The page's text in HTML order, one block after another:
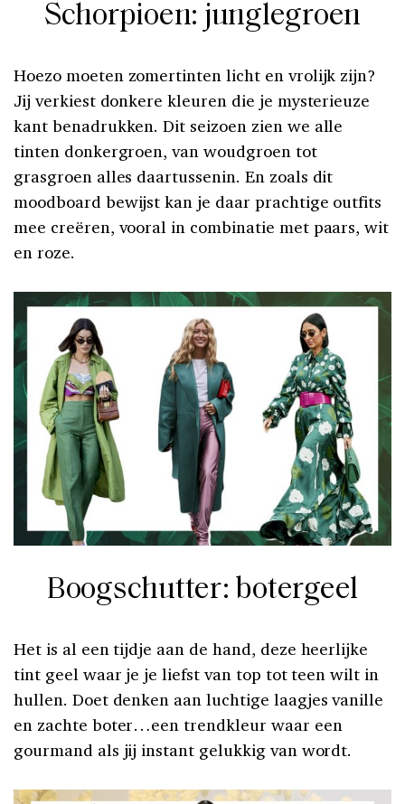
Schorpioen: junglegroen
Hoezo moeten zomertinten licht en vrolijk zijn?
Jij verkiest donkere kleuren die je mysterieuze
kant benadrukken. Dit seizoen zien we alle
tinten donkergroen, van woudgroen tot
grasgroen alles daartussenin. En zoals dit
moodboard bewijst kan je daar prachtige outfits
mee creëren, vooral in combinatie met paars, wit
en roze.
Boogschutter: botergeel
Het is al een tijdje aan de hand, deze heerlijke
tint geel waar je je liefst van top tot teen wilt in
hullen. Doet denken aan luchtige laagjes vanille
en zachte boter…een trendkleur waar een
gourmand als jij instant gelukkig van wordt.